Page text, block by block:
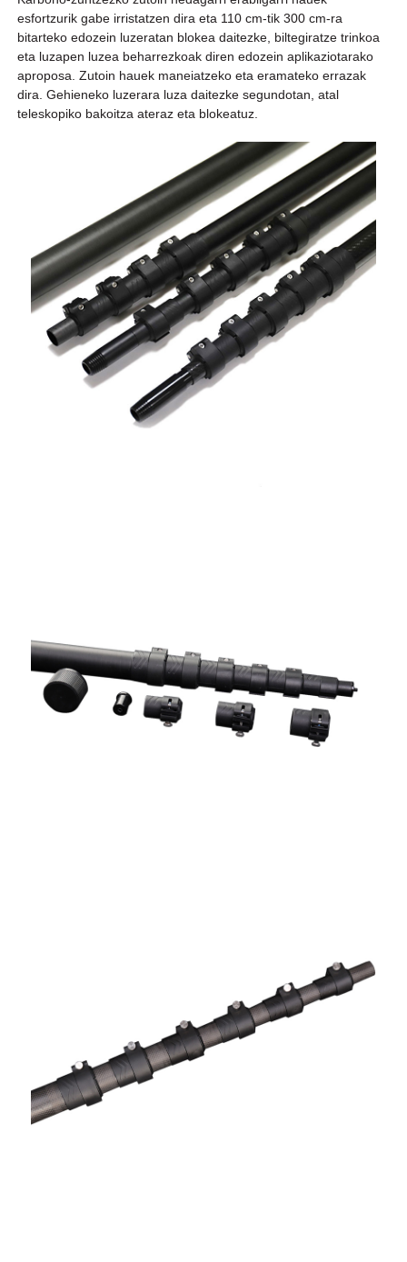
esfortzurik gabe irristatzen dira eta 110 cm-tik 300 cm-ra
bitarteko edozein luzeratan blokea daitezke, biltegiratze trinkoa
eta luzapen luzea beharrezkoak diren edozein aplikaziotarako
aproposa. Zutoin hauek maneiatzeko eta eramateko errazak
dira. Gehieneko luzerara luza daitezke segundotan, atal
teleskopiko bakoitza ateraz eta blokeatuz.